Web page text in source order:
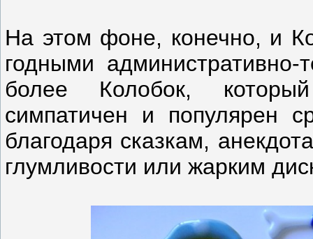
На этом фоне, конечно, и
годными
более Колобок,
симпатичен и популярен
благодаря сказкам,
глумливости или жарким